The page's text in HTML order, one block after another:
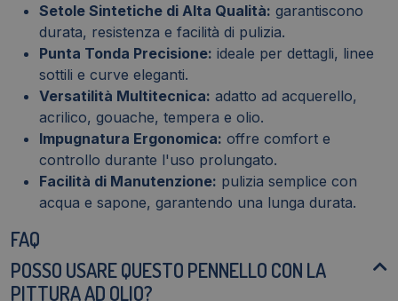
Setole Sintetiche di Alta Qualità: garantiscono
durata, resistenza e facilità di pulizia.
Punta Tonda Precisione: ideale per dettagli, linee
sottili e curve eleganti.
Versatilità Multitecnica: adatto ad acquerello,
acrilico, gouache, tempera e olio.
Impugnatura Ergonomica: offre comfort e
controllo durante l'uso prolungato.
Facilità di Manutenzione: pulizia semplice con
acqua e sapone, garantendo una lunga durata.
FAQ
POSSO USARE QUESTO PENNELLO CON LA
PITTURA AD OLIO?